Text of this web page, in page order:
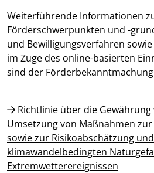
Weiterführende Informationen
Förderschwerpunkten und -
und Bewilligungsverfahren
im Zuge des online-basierten
sind der
Richtlinie über die
Umsetzung von Maßnahmen
sowie zur Risikoabschätzung
klimawandelbedingten
Extremwetterereignissen